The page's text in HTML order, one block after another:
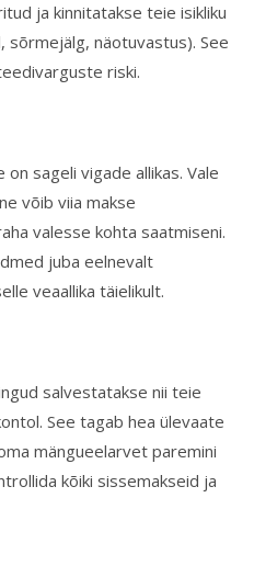
ja kinnitatakse teie isikliku
sõrmejälg, näotuvastus). See
riski.
sageli vigade allikas. Vale
võib viia makse
valesse kohta saatmiseni.
juba eelnevalt
veaallika täielikult.
salvestatakse nii teie
See tagab hea ülevaate
mängueelarvet paremini
kõiki sissemakseid ja